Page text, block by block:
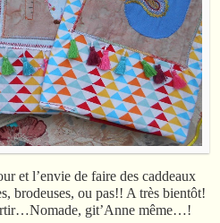
et l’envie de faire des caddeaux
brodeuses, ou pas!! A très bientôt!
git’Anne même…!